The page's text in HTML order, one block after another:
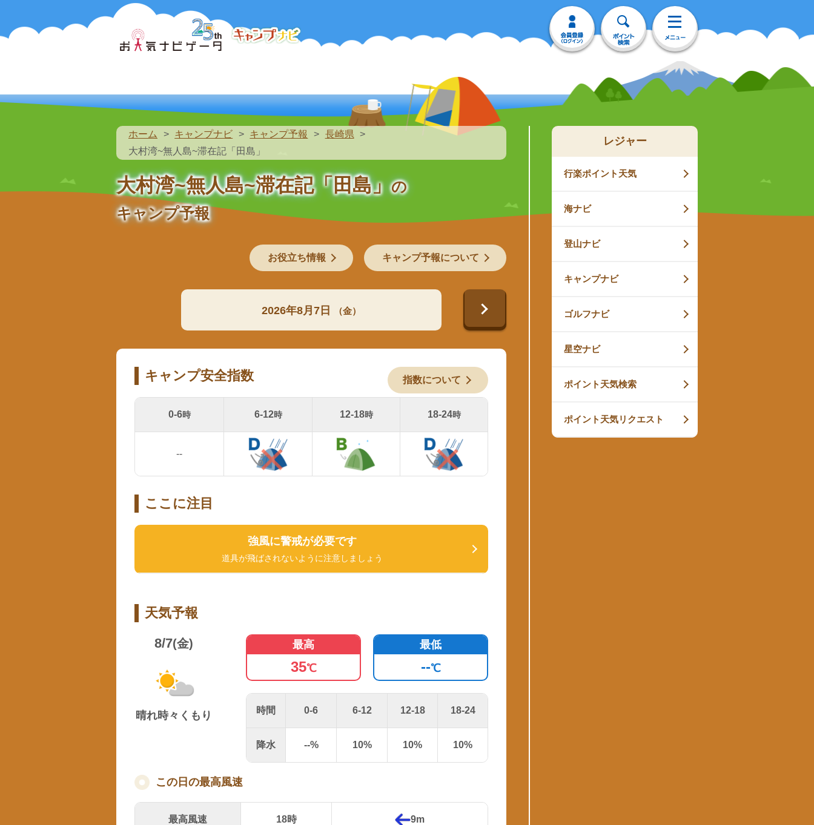
ホーム キャンプナビ キャンプ予報
長崎県
大村湾~無人島~滞在記「田島」
大村湾~無人島~滞在記「田島」の
キャンプ予報
お役立ち情報 キャンプ予報について
2026年8月7日 （金）
キャンプ安全指数 指数について
0-6時 6-12時 12-18時 18-24時
--
ここに注目
強風に警戒が必要です
道具が飛ばされないように注意しましょう
天気予報
8/7(金)
晴れ時々くもり
最高
35℃
最低
--℃
時間 0-6 6-12 12-18 18-24
降水 --% 10% 10% 10%
この日の最高風速
最高風速 18時 9m
レジャー
行楽ポイント天気
海ナビ
登山ナビ
キャンプナビ
ゴルフナビ
星空ナビ
ポイント天気検索
ポイント天気リクエスト